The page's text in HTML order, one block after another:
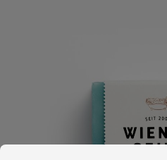
Cookie-Voreinstellungen
Diese Website verwendet